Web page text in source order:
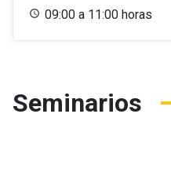
09:00 a 11:00 horas
Seminarios